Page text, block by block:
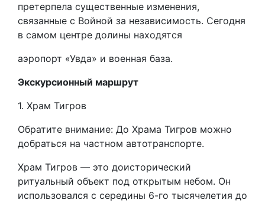
претерпела существенные изменения,
связанные с Войной за независимость. Сегодня
в самом центре долины находятся
аэропорт «Увда» и военная база.
Экскурсионный маршрут
1. Храм Тигров
Обратите внимание: До Храма Тигров можно
добраться на частном автотранспорте.
Храм Тигров — это доисторический
ритуальный объект под открытым небом. Он
использовался с середины 6-го тысячелетия до